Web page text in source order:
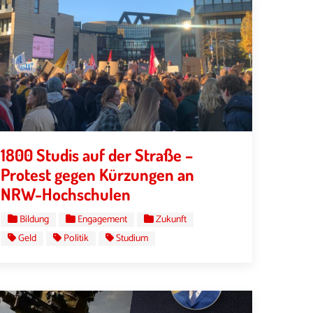
1800 Studis auf der Straße –
Protest gegen Kürzungen an
NRW-Hochschulen
Bildung Engagement
Zukunft
Geld
Politik Studium